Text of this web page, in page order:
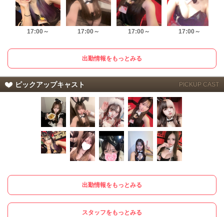
17:00～ 17:00～ 17:00～ 17:00～
出勤情報をもっとみる
ピックアップキャスト PICKUP CAST
出勤情報をもっとみる
スタッフをもっとみる